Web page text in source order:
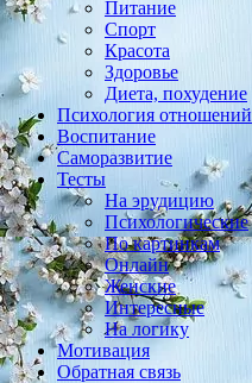
здоровье, воспитание,
Питание
Спорт
Красота
Здоровье
Диета, похудение
Психология отношений
Воспитание
Саморазвитие
Тесты
На эрудицию
Психологические
По картинкам
Онлайн
Женские
Интересные
На логику
Мотивация
Обратная связь